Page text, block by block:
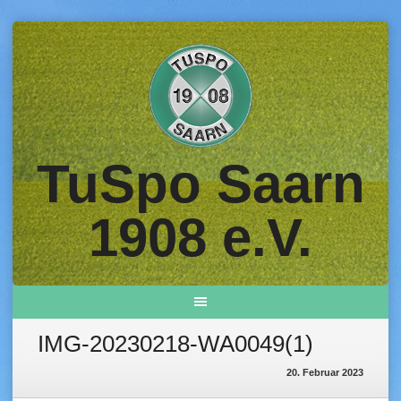
Skip
to
content
TuSpo Saarn
1908 e.V.
IMG-20230218-WA0049(1)
20. Februar 2023